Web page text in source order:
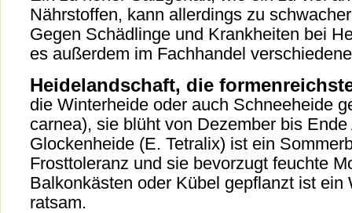
Nährstoffen, kann allerdings zu
Gegen Schädlinge und Krankheiten bei
es außerdem im Fachhandel
Heidelandschaft, die
die Winterheide oder auch Schneeheide
carnea), sie blüht von Dezember bis
Glockenheide (E. Tetralix) ist ein
Frosttoleranz und sie bevorzugt feuchte
Balkonkästen oder Kübel gepflanzt ist ein
ratsam.